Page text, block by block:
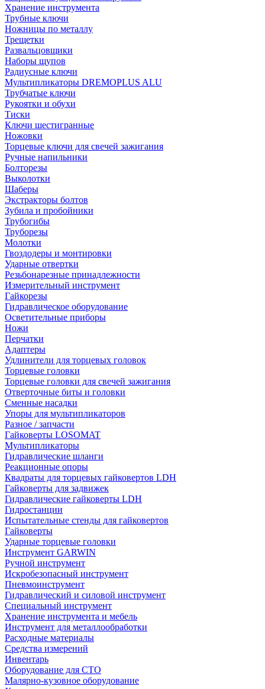
Хранение инструмента
Трубные ключи
Ножницы по металлу
Трещетки
Развальцовщики
Наборы щупов
Радиусные ключи
Мультипликаторы DREMOPLUS ALU
Трубчатые ключи
Рукоятки и обухи
Тиски
Ключи шестигранные
Ножовки
Торцевые ключи для свечей зажигания
Ручные напильники
Болторезы
Выколотки
Шаберы
Экстракторы болтов
Зубила и пробойники
Трубогибы
Труборезы
Молотки
Гвоздодеры и монтировки
Ударные отвертки
Резьбонарезные принадлежности
Измерительный инструмент
Гайкорезы
Гидравлическое оборудование
Осветительные приборы
Ножи
Перчатки
Адаптеры
Удлинители для торцевых головок
Торцевые головки
Торцевые головки для свечей зажигания
Отверточные биты и головки
Сменные насадки
Упоры для мультипликаторов
Разное / запчасти
Гайковерты LOSOMAT
Мультипликаторы
Гидравлические шланги
Реакционные опоры
Квадраты для торцевых гайковертов LDH
Гайковерты для задвижек
Гидравлические гайковерты LDH
Гидростанции
Испытательные стенды для гайковертов
Гайковерты
Ударные торцевые головки
Инструмент GARWIN
Ручной инструмент
Искробезопасный инструмент
Пневмоинструмент
Гидравлический и силовой инструмент
Специальный инструмент
Хранение инструмента и мебель
Инструмент для металлообработки
Расходные материалы
Средства измерений
Инвентарь
Оборудование для СТО
Малярно-кузовное оборудование